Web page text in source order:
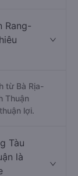
Rang-
từ Bà Rịa-
Thuận
lợi.
Tàu
là